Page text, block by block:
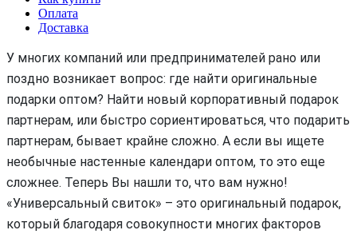
Оплата
Доставка
У многих компаний или предпринимателей рано или
поздно возникает вопрос: где найти оригинальные
подарки оптом? Найти новый корпоративный подарок
партнерам, или быстро сориентироваться, что подарить
партнерам, бывает крайне сложно. А если вы ищете
необычные настенные календари оптом, то это еще
сложнее. Теперь Вы нашли то, что вам нужно!
«Универсальный свиток» – это оригинальный подарок,
который благодаря совокупности многих факторов